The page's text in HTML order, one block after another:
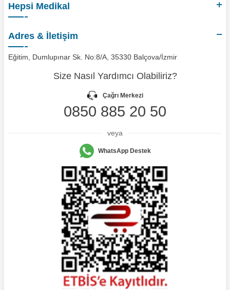
Hepsi Medikal
Adres & İletişim
Eğitim, Dumlupınar Sk. No:8/A, 35330 Balçova/İzmir
Size Nasıl Yardımcı Olabiliriz?
Çağrı Merkezi
0850 885 20 50
veya
WhatsApp Destek